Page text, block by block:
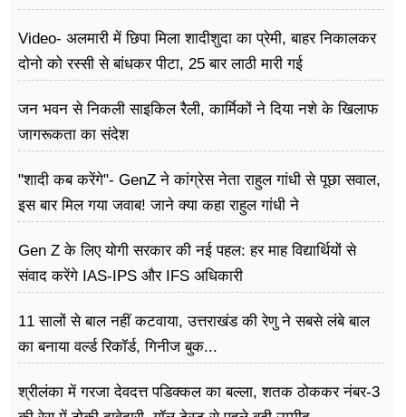
Video- अलमारी में छिपा मिला शादीशुदा का प्रेमी, बाहर निकालकर
दोनो को रस्सी से बांधकर पीटा, 25 बार लाठी मारी गई
जन भवन से निकली साइकिल रैली, कार्मिकों ने दिया नशे के खिलाफ
जागरूकता का संदेश
"शादी कब करेंगे"- GenZ ने कांग्रेस नेता राहुल गांधी से पूछा सवाल,
इस बार मिल गया जवाब! जाने क्या कहा राहुल गांधी ने
Gen Z के लिए योगी सरकार की नई पहल: हर माह विद्यार्थियों से
संवाद करेंगे IAS-IPS और IFS अधिकारी
11 सालों से बाल नहीं कटवाया, उत्तराखंड की रेणु ने सबसे लंबे बाल
का बनाया वर्ल्ड रिकॉर्ड, गिनीज बुक...
श्रीलंका में गरजा देवदत्त पडिक्कल का बल्ला, शतक ठोककर नंबर-3